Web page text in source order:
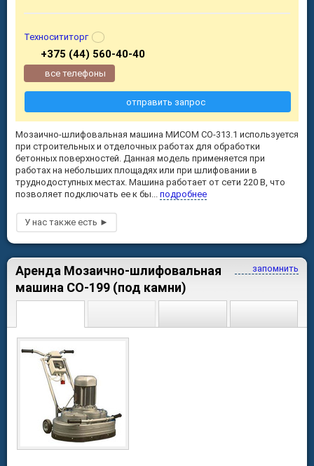
Мозаично-шлифовальная машина МИСОМ СО-313.1 используется
при строительных и отделочных работах для обработки
бетонных поверхностей. Данная модель применяется при
работах на небольших площадях или при шлифовании в
труднодоступных местах. Машина работает от сети 220 В, что
позволяет подключать ее к бы... подробнее
Техносититорг
+375 (44) 560-40-40
все телефоны
отправить запрос
запомнить
Аренда Мозаично-шлифовальная
машина СО-199 (под камни)